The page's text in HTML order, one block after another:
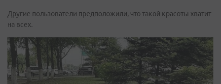
Другие пользователи предположили, что такой красоты хватит
на всех.